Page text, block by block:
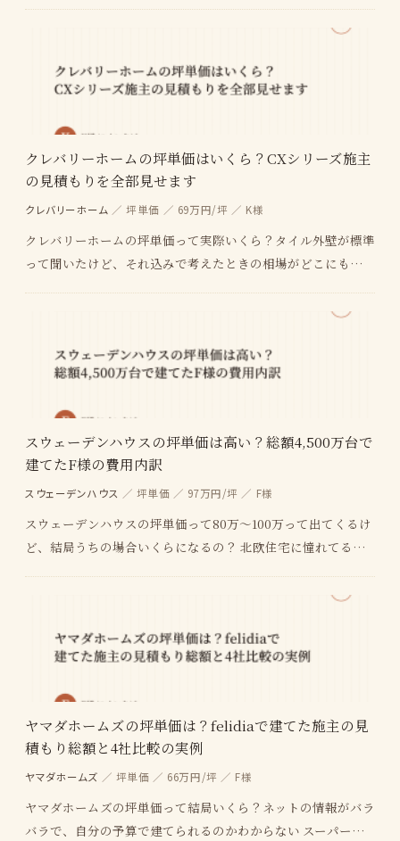
クレバリーホームの坪単価はいくら？CXシリーズ施主
の見積もりを全部見せます
クレバリーホーム ／ 坪単価 ／ 69万円/坪 ／ K様
クレバリーホームの坪単価って実際いくら？タイル外壁が標準
って聞いたけど、それ込みで考えたときの相場がどこにも出て
スウェーデンハウスの坪単価は高い？総額4,500万台で
建てたF様の費用内訳
スウェーデンハウス ／ 坪単価 ／ 97万円/坪 ／ F様
スウェーデンハウスの坪単価って80万〜100万って出てくるけ
ど、結局うちの場合いくらになるの？ 北欧住宅に憧れてるけ
ヤマダホームズの坪単価は？felidiaで建てた施主の見
積もり総額と4社比較の実例
ヤマダホームズ ／ 坪単価 ／ 66万円/坪 ／ F様
ヤマダホームズの坪単価って結局いくら？ネットの情報がバラ
バラで、自分の予算で建てられるのかわからない スーパーフ